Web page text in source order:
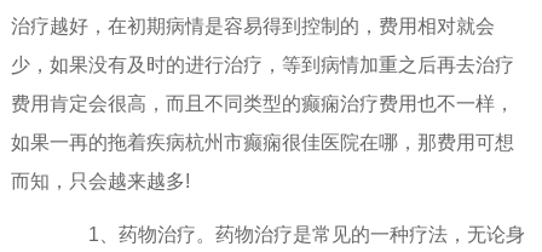
治疗越好，在初期病情是容易得到控制的，费用相对就会
少，如果没有及时的进行治疗，等到病情加重之后再去治疗
费用肯定会很高，而且不同类型的癫痫治疗费用也不一样，
如果一再的拖着疾病杭州市癫痫很佳医院在哪，那费用可想
而知，只会越来越多!
1、药物治疗。药物治疗是常见的一种疗法，无论身